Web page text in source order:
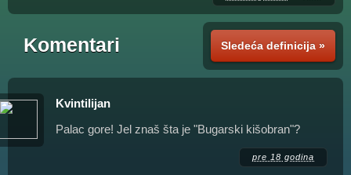
Sledeća definicija »
Komentari
Kvintilijan
Palac gore! Jel znaš šta je "Bugarski kišobran"?
pre 18 godina